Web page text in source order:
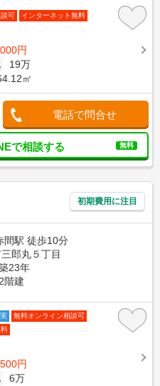
可 インターネット無料
円
19万
㎡
電話で問合せ
で相談する 無料
初期費用に注目
間駅 徒歩10分
郎丸５丁目
23年
2階建
無料オンライン相談可
円
6万